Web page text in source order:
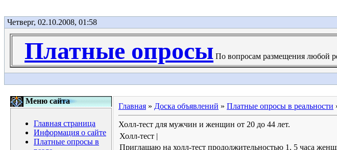
Четверг, 02.10.2008, 01:58
Платные опросы По вопросам размещения любой
Меню сайта
Главная страница
Информация о сайте
Платные опросы в
Главная » Доска объявлений » Платные опросы в реальности
Холл-тест для мужчин и женщин от 20 до 44 лет.
Холл-тест |
Приглашаю на холл-тест продолжительностью 1, 5 часа